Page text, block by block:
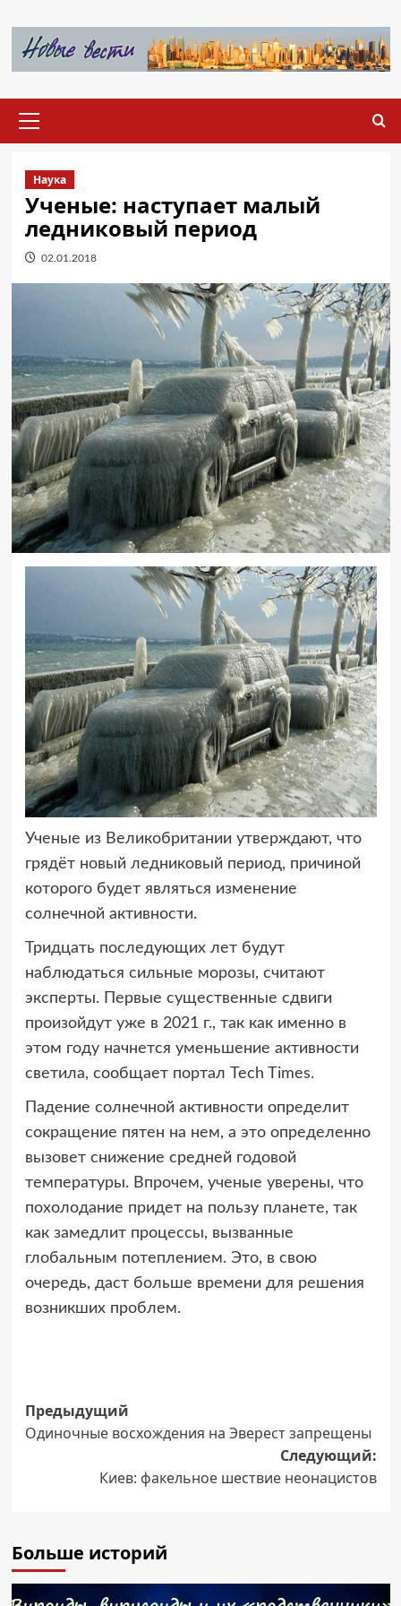
содержимому
меню
Наука
Ученые: наступает малый
ледниковый период
02.01.2018
Ученые из Великобритании утверждают, что
грядёт новый ледниковый период, причиной
которого будет являться изменение
солнечной активности.
Тридцать последующих лет будут
наблюдаться сильные морозы, считают
эксперты. Первые существенные сдвиги
произойдут уже в 2021 г., так как именно в
этом году начнется уменьшение активности
светила, сообщает портал Tech Times.
Падение солнечной активности определит
сокращение пятен на нем, а это определенно
вызовет снижение средней годовой
температуры. Впрочем, ученые уверены, что
похолодание придет на пользу планете, так
как замедлит процессы, вызванные
глобальным потеплением. Это, в свою
очередь, даст больше времени для решения
возникших проблем.
Навигация
записи
Предыдущий
Одиночные восхождения на Эверест запрещены
Следующий:
Киев: факельное шествие неонацистов
Больше историй